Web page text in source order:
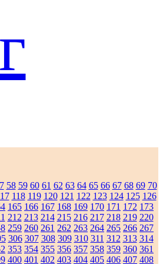
58 59 60 61 62 63 64 65 66 67 68 69 70
118 119 120 121 122 123 124 125 126
165 166 167 168 169 170 171 172 173
212 213 214 215 216 217 218 219 220
259 260 261 262 263 264 265 266 267
306 307 308 309 310 311 312 313 314
353 354 355 356 357 358 359 360 361
400 401 402 403 404 405 406 407 408